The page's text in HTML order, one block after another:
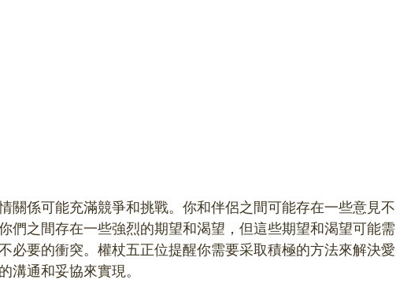
關係可能充滿競爭和挑戰。你和伴侶之間可能存在一些意見不
們之間存在一些強烈的期望和渴望，但這些期望和渴望可能需
必要的衝突。權杖五正位提醒你需要采取積極的方法來解決愛
溝通和妥協來實現。